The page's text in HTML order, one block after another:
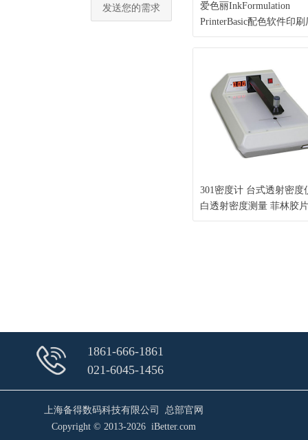
爱色丽InkFormulation
PrinterBasic配色软件印刷
础版 X-Rite油墨配色系统
301密度计 台式透射密度
白透射密度测量 菲林胶
密度测量 操作简单读数
发送您的需求
上海备得数码科技有限公司 总部官网
Copyright © 2013-2026 iBetter.com
1861-666-1861
021-6045-1456